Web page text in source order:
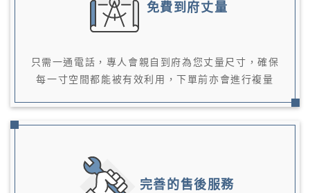
免費到府丈量
只需一通電話，專人會親自到府為您丈量尺寸，確保
每一寸空間都能被有效利用，下單前亦會進行複量
完善的售後服務